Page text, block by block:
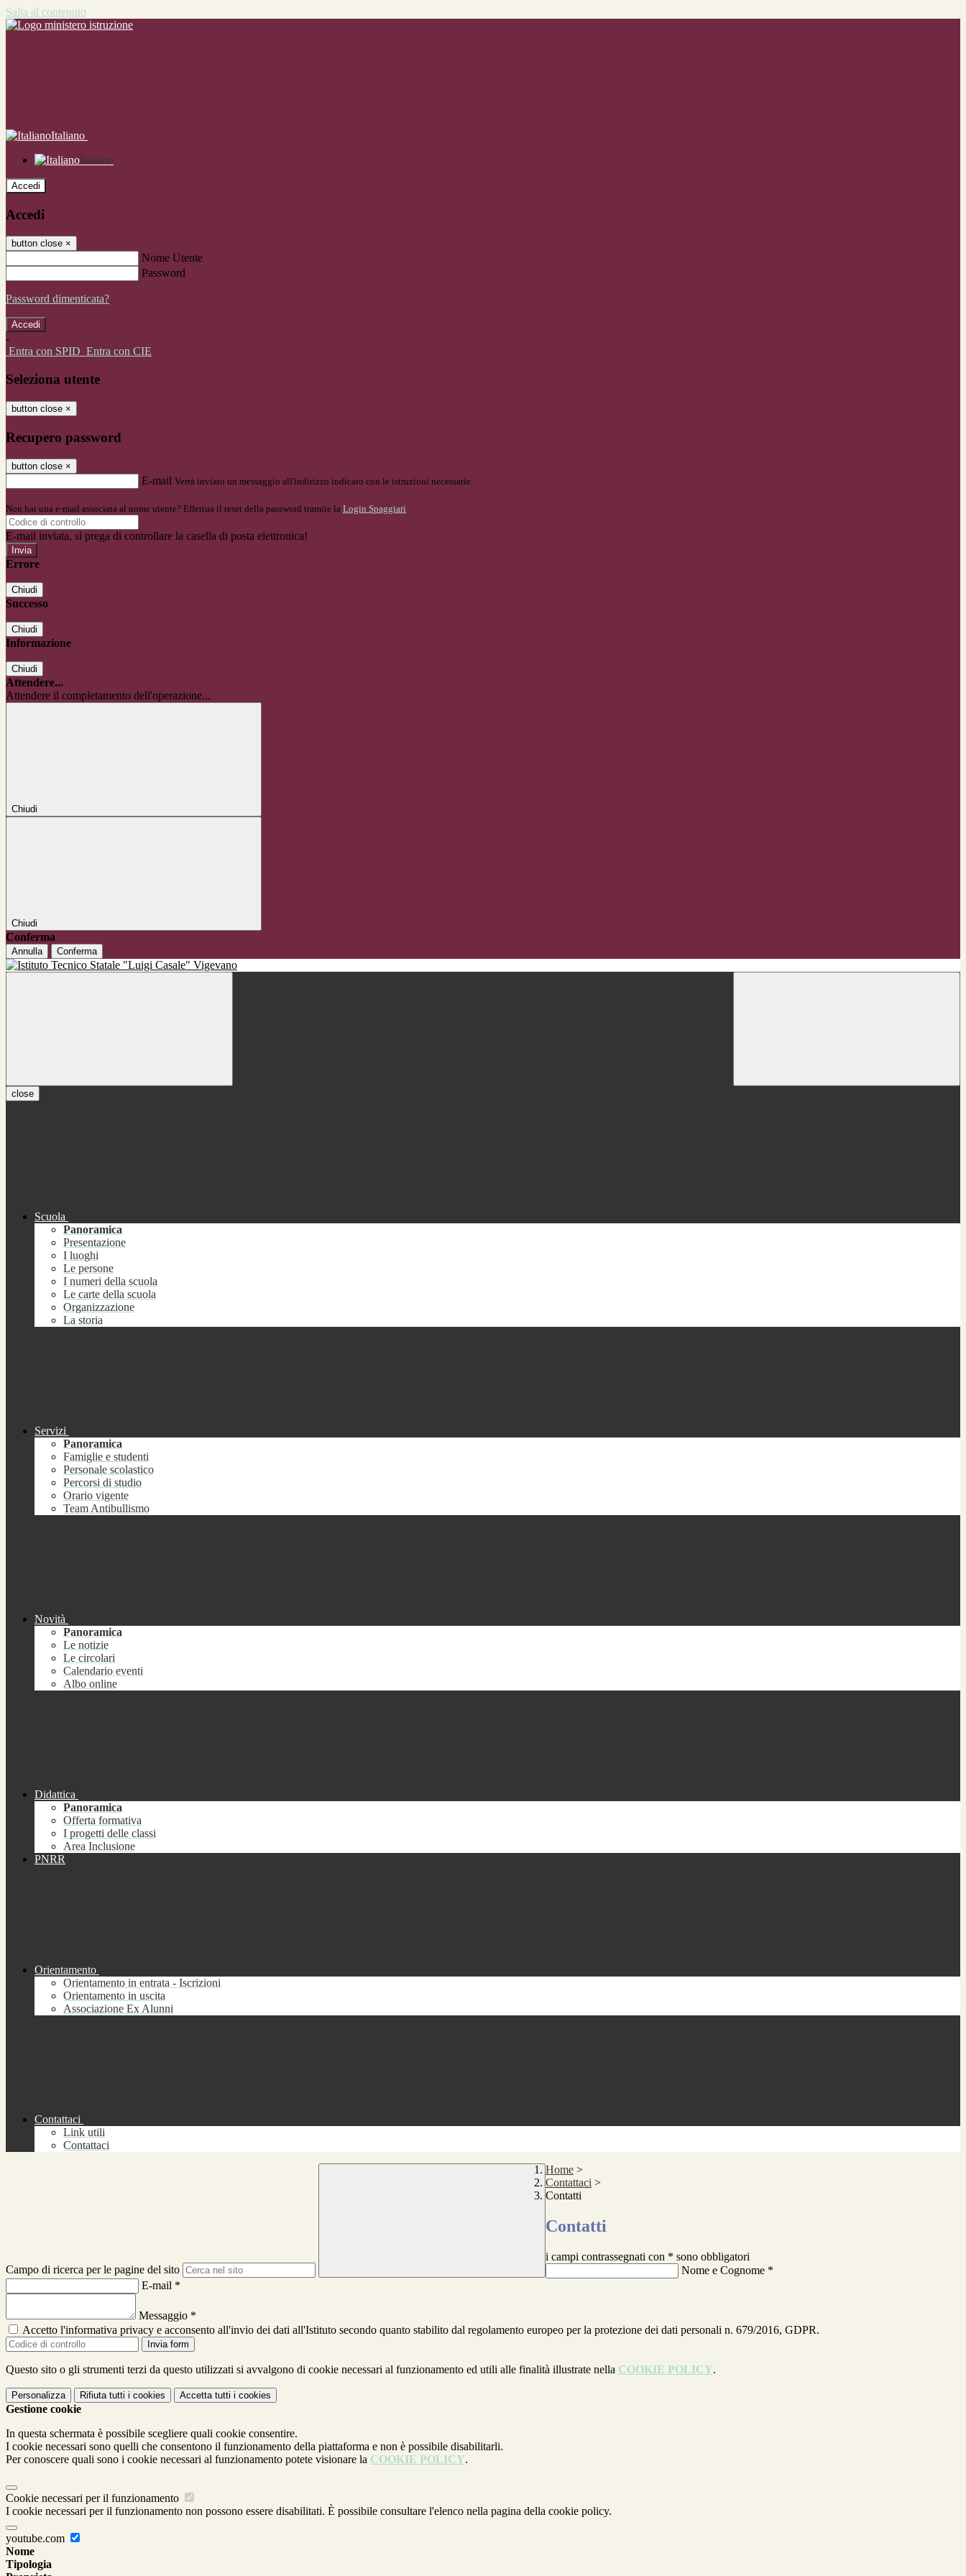
Salta al contenuto
Italiano
Italiano
Accedi
Accedi
button close ×
Nome Utente
Password
Password dimenticata?
-
Entra con SPID Entra con CIE
Seleziona utente
button close ×
Recupero password
button close ×
E-mail Verrà inviato un messaggio all'indirizzo indicato con le istruzioni necessarie.
Non hai una e-mail associata al nome utente? Effettua il reset della password tramite la Login Spaggiari
E-mail inviata, si prega di controllare la casella di posta elettronica!
Errore
Chiudi
Successo
Chiudi
Informazione
Chiudi
Attendere...
Attendere il completamento dell'operazione...
Chiudi
Chiudi
Conferma
Annulla Conferma
close
Scuola
Panoramica
Presentazione
I luoghi
Le persone
I numeri della scuola
Le carte della scuola
Organizzazione
La storia
Servizi
Panoramica
Famiglie e studenti
Personale scolastico
Percorsi di studio
Orario vigente
Team Antibullismo
Novità
Panoramica
Le notizie
Le circolari
Calendario eventi
Albo online
Didattica
Panoramica
Offerta formativa
I progetti delle classi
Area Inclusione
PNRR
Orientamento
Orientamento in entrata - Iscrizioni
Orientamento in uscita
Associazione Ex Alunni
Contattaci
Link utili
Contattaci
Campo di ricerca per le pagine del sito
Home >
Contattaci >
Contatti
Contatti
i campi contrassegnati con * sono obbligatori
Nome e Cognome *
E-mail *
Messaggio *
Accetto l'informativa privacy e acconsento all'invio dei dati all'Istituto secondo quanto stabilito dal regolamento europeo per la protezione dei dati personali n. 679/2016, GDPR.
Invia form
Questo sito o gli strumenti terzi da questo utilizzati si avvalgono di cookie necessari al funzionamento ed utili alle finalità illustrate nella COOKIE POLICY.
Personalizza Rifiuta tutti i cookies Accetta tutti i cookies
Gestione cookie
In questa schermata è possibile scegliere quali cookie consentire.
I cookie necessari sono quelli che consentono il funzionamento della piattaforma e non è possibile disabilitarli.
Per conoscere quali sono i cookie necessari al funzionamento potete visionare la COOKIE POLICY.
Cookie necessari per il funzionamento
I cookie necessari per il funzionamento non possono essere disabilitati. È possibile consultare l'elenco nella pagina della cookie policy.
youtube.com
Nome
Tipologia